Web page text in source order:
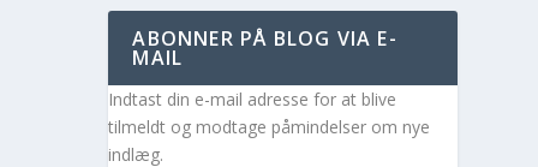
ABONNER PÅ BLOG VIA E-
MAIL
Indtast din e-mail adresse for at blive
tilmeldt og modtage påmindelser om nye
indlæg.